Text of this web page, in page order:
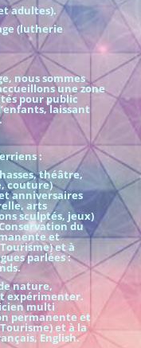
adultes).
(lutherie
nous sommes
une zone
pour public
laissant
:
théâtre,
couture)
anniversaires
arts
sculptés, jeux)
du
et
et à
parlées :
nature,
expérimenter.
multi
permanente et
et à la
English.